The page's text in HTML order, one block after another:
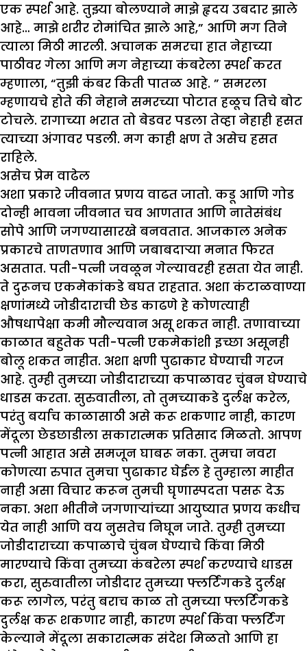
एक स्पर्श आहे. तुझ्या बोलण्याने माझे हृदय उबदार झाले
आहे… माझे शरीर रोमांचित झाले आहे,” आणि मग तिने
त्याला मिठी मारली. अचानक समरचा हात नेहाच्या
पाठीवर गेला आणि मग नेहाच्या कंबरेला स्पर्श करत
म्हणाला, “तुझी कंबर किती पातळ आहे. ” समरला
म्हणायचे होते की नेहाने समरच्या पोटात हळूच तिचे बोट
टोचले. रागाच्या भरात तो बेडवर पडला तेव्हा नेहाही हसत
त्याच्या अंगावर पडली. मग काही क्षण ते असेच हसत
राहिले.
असेच प्रेम वाढेल
अशा प्रकारे जीवनात प्रणय वाढत जातो. कडू आणि गोड
दोन्ही भावना जीवनात चव आणतात आणि नातेसंबंध
सोपे आणि जगण्यासारखे बनवतात. आजकाल अनेक
प्रकारचे ताणतणाव आणि जबाबदाऱ्या मनात फिरत
असतात. पती-पत्नी जवळून गेल्यावरही हसता येत नाही.
ते दुरूनच एकमेकांकडे बघत राहतात. अशा कंटाळवाण्या
क्षणांमध्ये जोडीदाराची छेड काढणे हे कोणत्याही
औषधापेक्षा कमी मौल्यवान असू शकत नाही. तणावाच्या
काळात बहुतेक पती-पत्नी एकमेकांशी इच्छा असूनही
बोलू शकत नाहीत. अशा क्षणी पुढाकार घेण्याची गरज
आहे. तुम्ही तुमच्या जोडीदाराच्या कपाळावर चुंबन घेण्याचे
धाडस करता. सुरुवातीला, तो तुमच्याकडे दुर्लक्ष करेल,
परंतु बर्याच काळासाठी असे करू शकणार नाही, कारण
मेंदूला छेडछाडीला सकारात्मक प्रतिसाद मिळतो. आपण
पत्नी आहात असे समजून घाबरू नका. तुमचा नवरा
कोणत्या रुपात तुमचा पुढाकार घेईल हे तुम्हाला माहीत
नाही असा विचार करून तुमची घृणास्पदता पसरू देऊ
नका. अशा भीतीने जगणाऱ्यांच्या आयुष्यात प्रणय कधीच
येत नाही आणि वय नुसतेच निघून जाते. तुम्ही तुमच्या
जोडीदाराच्या कपाळाचे चुंबन घेण्याचे किंवा मिठी
मारण्याचे किंवा तुमच्या कंबरेला स्पर्श करण्याचे धाडस
करा, सुरुवातीला जोडीदार तुमच्या फ्लर्टिंगकडे दुर्लक्ष
करू लागेल, परंतु बराच काळ तो तुमच्या फ्लर्टिंगकडे
दुर्लक्ष करू शकणार नाही, कारण स्पर्श किंवा फ्लर्टिंग
केल्याने मेंदूला सकारात्मक संदेश मिळतो आणि हा